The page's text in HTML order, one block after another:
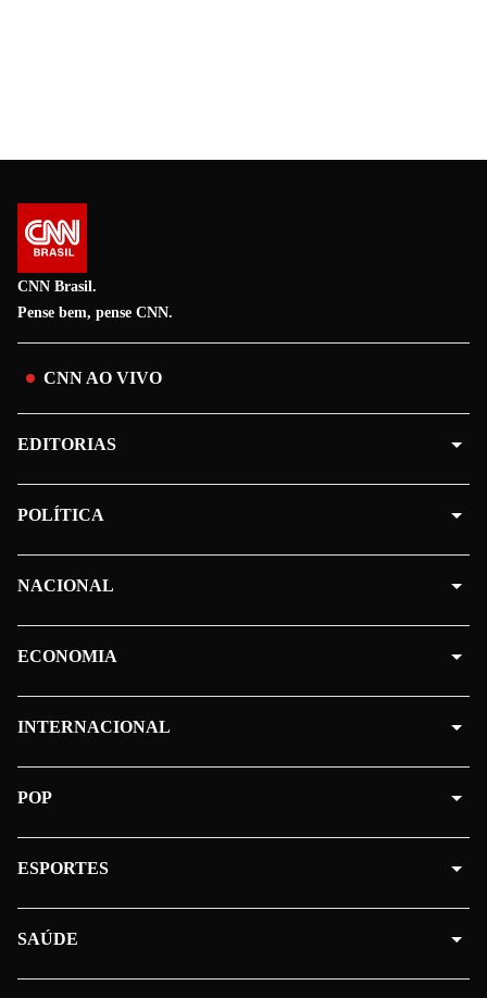
CNN Brasil.
Pense bem, pense CNN.
CNN AO VIVO
EDITORIAS
POLÍTICA
NACIONAL
ECONOMIA
INTERNACIONAL
POP
ESPORTES
SAÚDE